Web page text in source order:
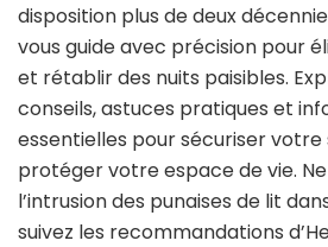
disposition plus de deux
vous guide avec précision pour
et rétablir des nuits paisibles.
conseils, astuces pratiques et
essentielles pour sécuriser
protéger votre espace de vie.
l’intrusion des punaises de lit
suivez les recommandations